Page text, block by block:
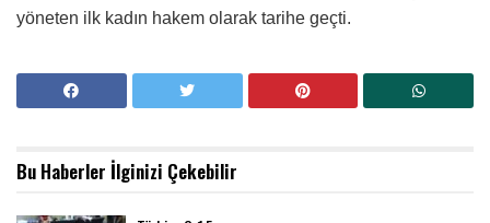
yöneten ilk kadın hakem olarak tarihe geçti.
Bu Haberler İlginizi Çekebilir